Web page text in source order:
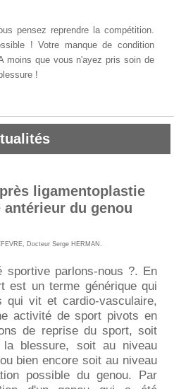
pensez reprendre la compétition.
! Votre manque de condition
moins que vous n'ayez pris soin de
!
ligamentoplastie
du genou
Docteur Serge HERMAN
sportive parlons-nous ?. En
est un terme générique qui
qui vit et cardio-vasculaire,
activité de sport pivots en
de reprise du sport, soit
blessure, soit au niveau
bien encore soit au niveau
possible du genou. Par